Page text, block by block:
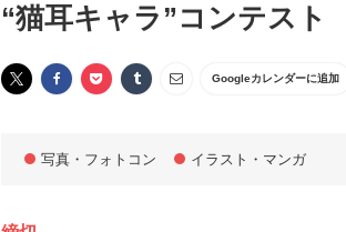
“猫耳キャラ”コンテスト
Googleカレンダーに追加
写真・フォトコン イラスト・マンガ